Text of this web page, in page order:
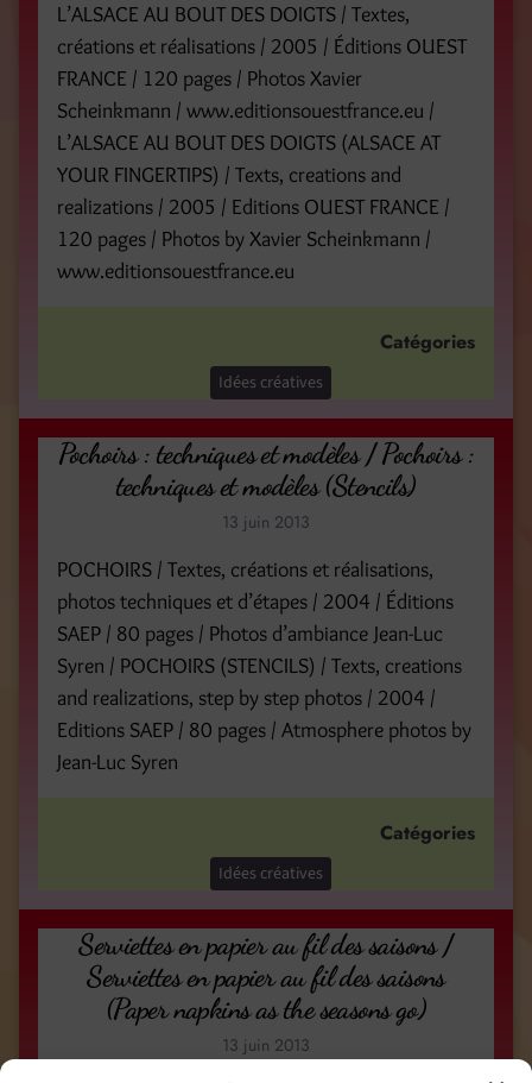
L’ALSACE AU BOUT DES DOIGTS / Textes,
créations et réalisations / 2005 / Éditions OUEST
FRANCE / 120 pages / Photos Xavier
Scheinkmann / www.editionsouestfrance.eu /
L’ALSACE AU BOUT DES DOIGTS (ALSACE AT
YOUR FINGERTIPS) / Texts, creations and
realizations / 2005 / Editions OUEST FRANCE /
120 pages / Photos by Xavier Scheinkmann /
www.editionsouestfrance.eu
Catégories
Idées créatives
Pochoirs : techniques et modèles / Pochoirs :
techniques et modèles (Stencils)
13 juin 2013
POCHOIRS / Textes, créations et réalisations,
photos techniques et d’étapes / 2004 / Éditions
SAEP / 80 pages / Photos d’ambiance Jean-Luc
Syren / POCHOIRS (STENCILS) / Texts, creations
and realizations, step by step photos / 2004 /
Editions SAEP / 80 pages / Atmosphere photos by
Jean-Luc Syren
Catégories
Idées créatives
Serviettes en papier au fil des saisons /
Serviettes en papier au fil des saisons
(Paper napkins as the seasons go)
13 juin 2013